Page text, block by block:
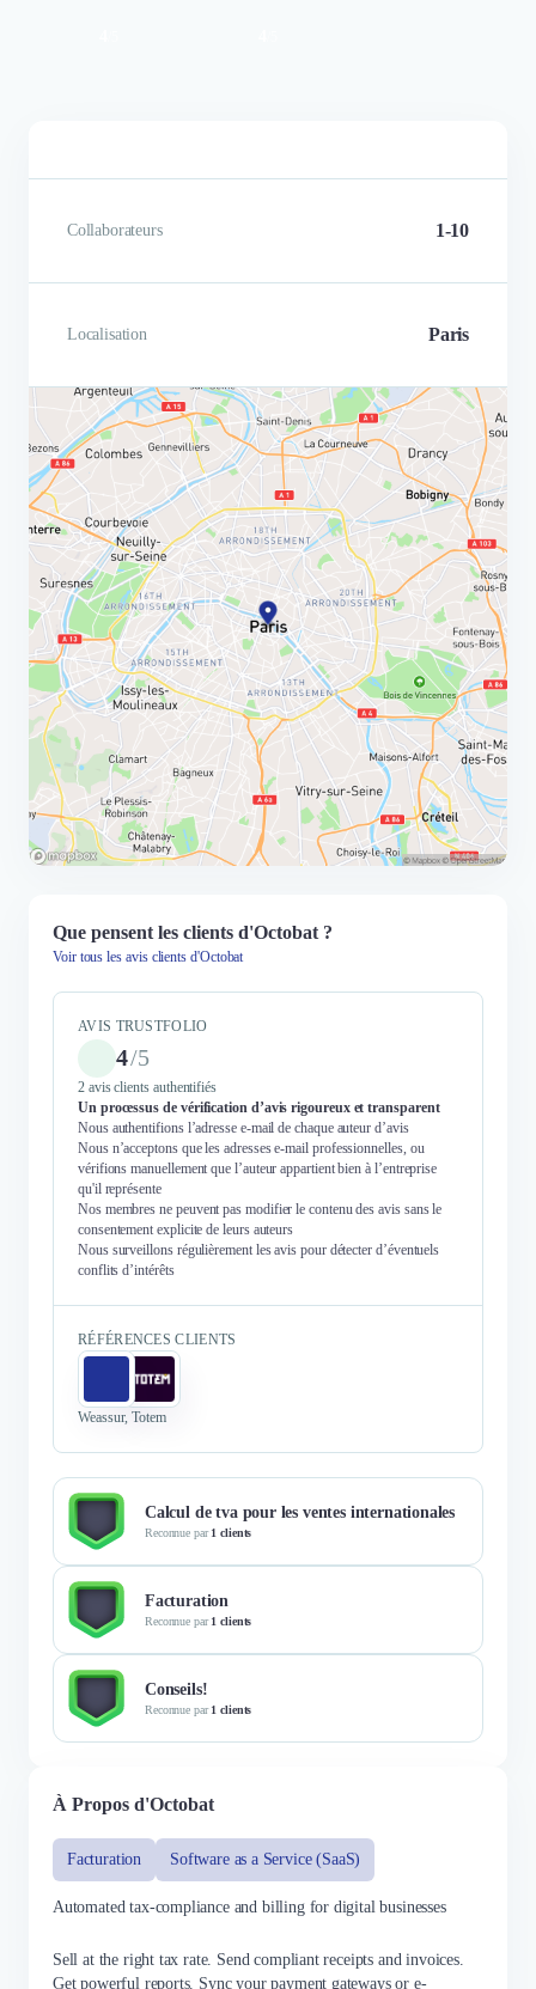
Collaborateurs 1-10
Localisation Paris
Que pensent les clients d'Octobat ?
Voir tous les avis clients d'Octobat
AVIS TRUSTFOLIO
4/5
2 avis clients authentifiés
Un processus de vérification d’avis rigoureux et transparent
Nous authentifions l’adresse e-mail de chaque auteur d’avis
Nous n’acceptons que les adresses e-mail professionnelles, ou
vérifions manuellement que l’auteur appartient bien à l’entreprise
qu'il représente
Nos membres ne peuvent pas modifier le contenu des avis sans le
consentement explicite de leurs auteurs
Nous surveillons régulièrement les avis pour détecter d’éventuels
conflits d’intérêts
RÉFÉRENCES CLIENTS
Weassur, Totem
Calcul de tva pour les ventes internationales
Reconnue par1 clients
Facturation
Reconnue par1 clients
Conseils!
Reconnue par1 clients
À Propos d'Octobat
Facturation Software as a Service (SaaS)
Automated tax-compliance and billing for digital businesses
Sell at the right tax rate. Send compliant receipts and invoices.
Get powerful reports. Sync your payment gateways or e-